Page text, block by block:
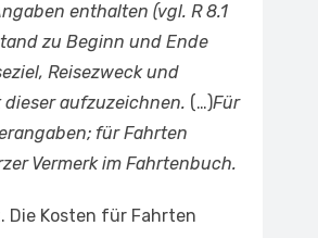
enthalten (vgl. R 8.1
zu Beginn und Ende
Reisezweck und
aufzuzeichnen. (…)Für
für Fahrten
Vermerk im Fahrtenbuch.
Die Kosten für Fahrten